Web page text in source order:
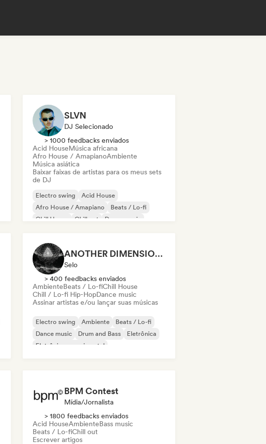
SLVN
DJ Selecionado
> 1000 feedbacks enviados
Acid HouseMúsica africana
Afro House / AmapianoAmbiente
Música asiática
Baixar faixas de artistas para os meus sets
de DJ
Electro swing
Acid House
Afro House / Amapiano
Beats / Lo-fi
Chill House
Chill out
Dance music
ANOTHER DIMENSION MUSIC
Selo
> 400 feedbacks enviados
AmbienteBeats / Lo-fiChill House
Chill / Lo-fi Hip-HopDance music
Assinar artistas e/ou lançar suas músicas
Electro swing Ambiente
Beats / Lo-fi
Dance music
Drum and Bass
Eletrônica
Eletrônica experimental
BPM Contest
Mídia/Jornalista
> 1800 feedbacks enviados
Acid HouseAmbienteBass music
Beats / Lo-fiChill out
Escrever artigos